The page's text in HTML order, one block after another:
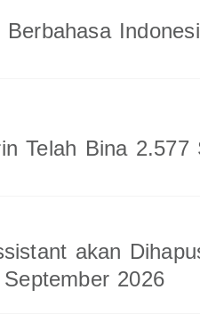
Telah Bina 2.577
akan
2026